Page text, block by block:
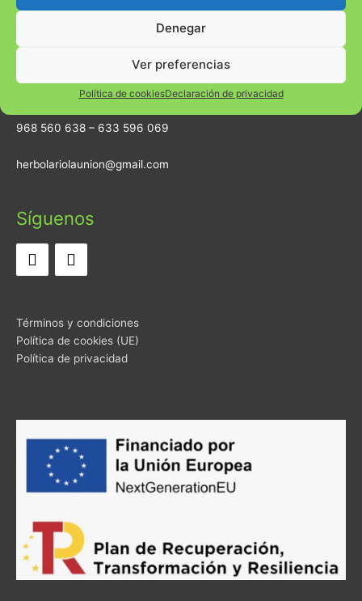
Denegar
Ver preferencias
Política de cookiesDeclaración de privacidad
Dirección
Calle Mayor 96 (al lado BBVA) 30360 La Unión (Murcia)
968 560 638 – 633 596 069
herbolariolaunion@gmail.com
Síguenos
Términos y condiciones
Política de cookies (UE)
Política de privacidad